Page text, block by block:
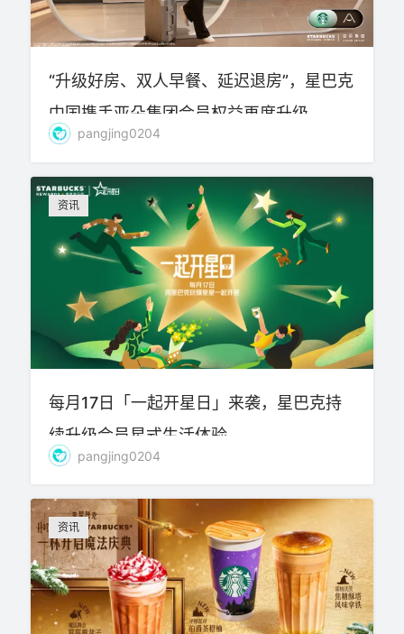
“升级好房、双人早餐、延迟退房”，星巴克
中国携手亚朵集团会员权益再度升级
pangjing0204
资讯
每月17日「一起开星日」来袭，星巴克持
续升级会员星式生活体验
pangjing0204
资讯